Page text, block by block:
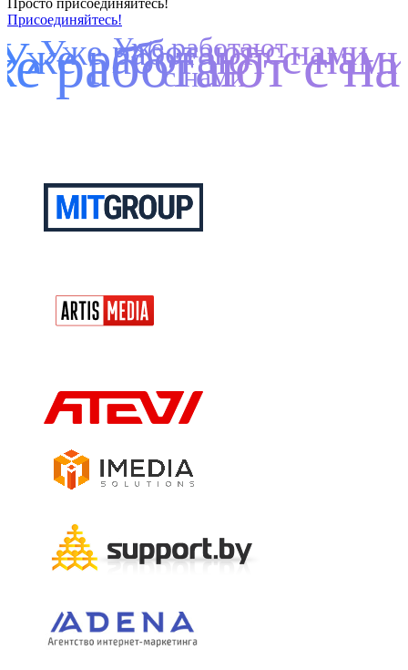
Присоединяйтесь!
работают с
работают с
Уже работают с нами
Уже работают
с нами